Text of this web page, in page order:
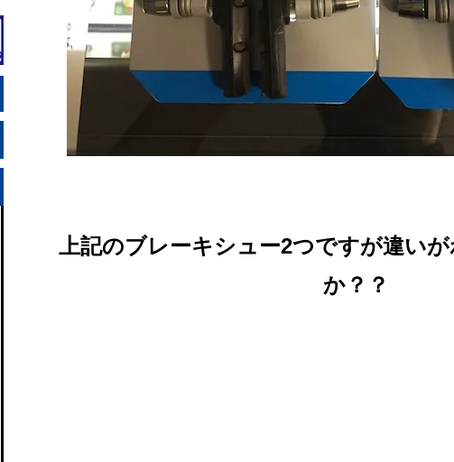
上記のブレーキシュー2つですが違い
か？？